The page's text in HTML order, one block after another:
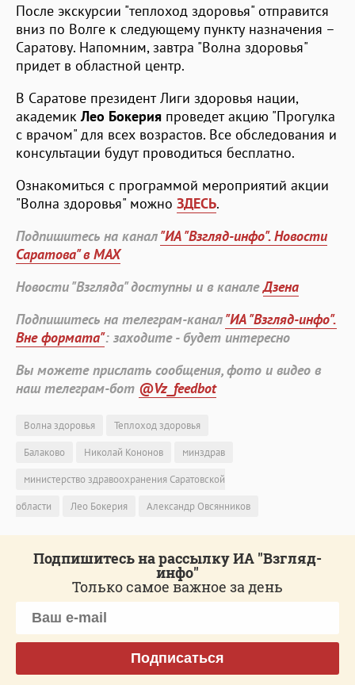
После экскурсии "теплоход здоровья" отправится
вниз по Волге к следующему пункту назначения –
Саратову. Напомним, завтра "Волна здоровья"
придет в областной центр.
В Саратове президент Лиги здоровья нации,
академикЛео Бокерия проведет акцию "Прогулка
с врачом" для всех возрастов. Все обследования и
консультации будут проводиться бесплатно.
Ознакомиться с программой мероприятий акции
"Волна здоровья" можно ЗДЕСЬ.
Подпишитесь на канал"ИА "Взгляд-инфо". Новости
Саратова" в MAX
Новости "Взгляда" доступны и в каналеДзена
Подпишитесь на телеграм-канал"ИА "Взгляд-инфо".
Вне формата": заходите - будет интересно
Вы можете прислать сообщения, фото и видео в
наш телеграм-бот @Vz_feedbot
Волна здоровья
Теплоход здоровья
Балаково
Николай Кононов
минздрав
министерство здравоохранения Саратовской
области
Лео Бокерия Александр Овсянников
Подпишитесь на рассылку ИА "Взгляд-
инфо"
Только самое важное за день
Подписаться